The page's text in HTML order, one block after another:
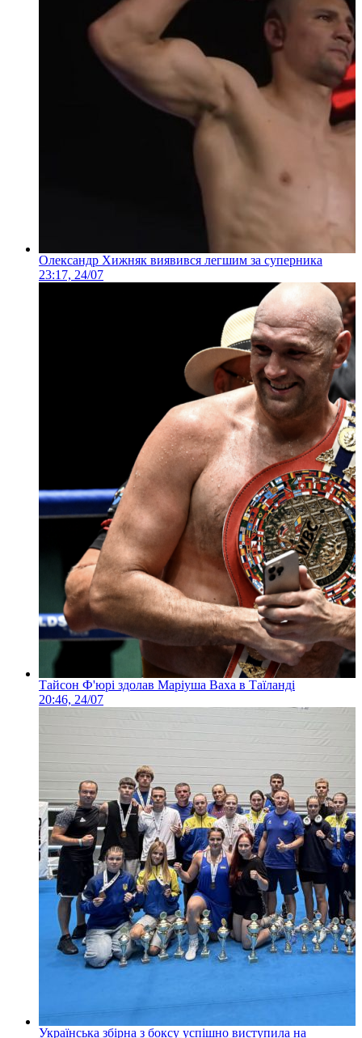
Олександр Хижняк виявився легшим за суперника
23:17, 24/07
Тайсон Ф'юрі здолав Маріуша Ваха в Таїланді
20:46, 24/07
Українська збірна з боксу успішно виступила на